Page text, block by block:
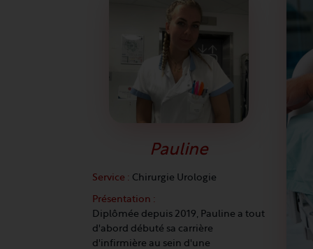
Pauline
Service : Chirurgie Urologie
Présentation :
Diplômée depuis 2019, Pauline a tout
d'abord débuté sa carrière
d'infirmière au sein d'une